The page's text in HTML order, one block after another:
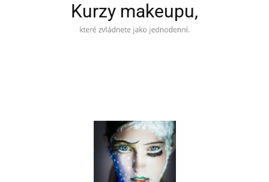
Kurzy makeupu,
které zvládnete jako jednodenní.